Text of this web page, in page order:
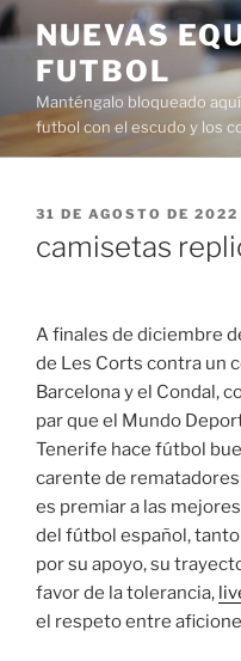
Saltar
al
contenido
NUEVAS
FUTBOL
Manténgalo bloqueado
futbol con el escudo y los
PUBLICADO
31 DE AGOSTO DE 2022
camisetas
A finales de diciembre
de Les Corts contra un
Barcelona y el Condal,
par que el Mundo
Tenerife hace fútbol
carente de
es premiar a las
del fútbol español,
por su apoyo, su
favor de la tolerancia,
el respeto entre